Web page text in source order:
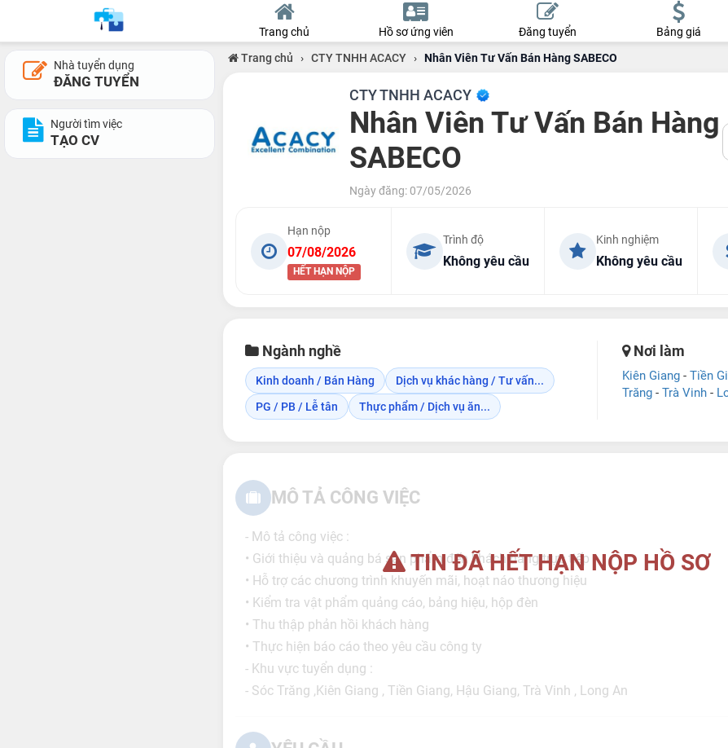
Trang chủ Hồ sơ ứng viên Đăng tuyển Bảng giá
Nhà tuyển dụng
ĐĂNG TUYỂN
Người tìm việc
TẠO CV
Trang chủ › CTY TNHH ACACY › Nhân Viên Tư Vấn Bán Hàng SABECO
CTY TNHH ACACY
Nhân Viên Tư Vấn Bán Hàng
SABECO
Ngày đăng: 07/05/2026
Hạn nộp
07/08/2026
HẾT HẠN NỘP
Trình độ
Không yêu cầu
Kinh nghiệm
Không yêu cầu
Ngành nghề
Kinh doanh / Bán Hàng
Dịch vụ khác hàng / Tư vấn...
PG / PB / Lễ tân
Thực phẩm / Dịch vụ ăn...
Nơi làm
Kiên Giang -Tiền
Trăng -Trà Vinh -
TIN ĐÃ HẾT HẠN NỘP HỒ SƠ
MÔ TẢ CÔNG VIỆC
- Mô tả công việc :
• Giới thiệu và quảng bá sản phẩm đến khách hàng trực tiếp
• Hỗ trợ các chương trình khuyến mãi, hoạt náo thương hiệu
• Kiểm tra vật phẩm quảng cáo, bảng hiệu, hộp đèn
• Thu thập phản hồi khách hàng
• Thực hiện báo cáo theo yêu cầu công ty
- Khu vực tuyển dụng :
- Sóc Trăng ,Kiên Giang , Tiền Giang, Hậu Giang, Trà Vinh , Long An